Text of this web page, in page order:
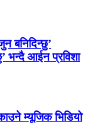
बनिदिन्छु’
भन्दै आईन प्रविशा
म्यूजिक भिडियो